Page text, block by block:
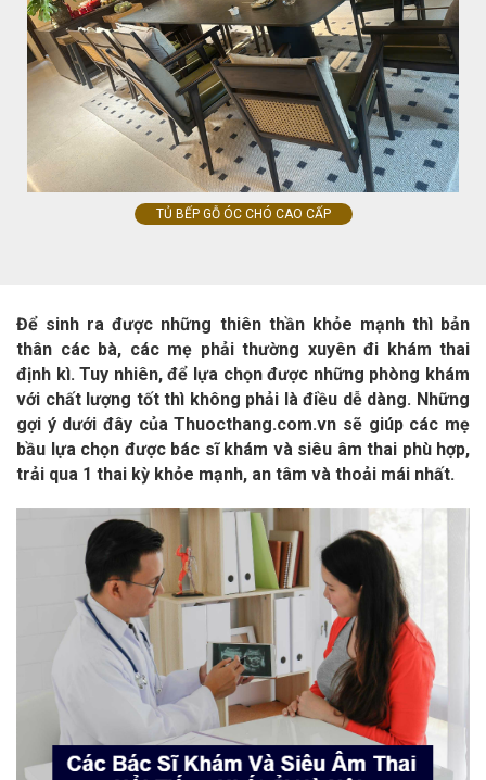
TỦ BẾP GỖ ÓC CHÓ CAO CẤP
Để sinh ra được những thiên thần khỏe mạnh thì bản
thân các bà, các mẹ phải thường xuyên đi khám thai
định kì. Tuy nhiên, để lựa chọn được những phòng khám
với chất lượng tốt thì không phải là điều dễ dàng. Những
gợi ý dưới đây của Thuocthang.com.vn sẽ giúp các mẹ
bầu lựa chọn được bác sĩ khám và siêu âm thai phù hợp,
trải qua 1 thai kỳ khỏe mạnh, an tâm và thoải mái nhất.